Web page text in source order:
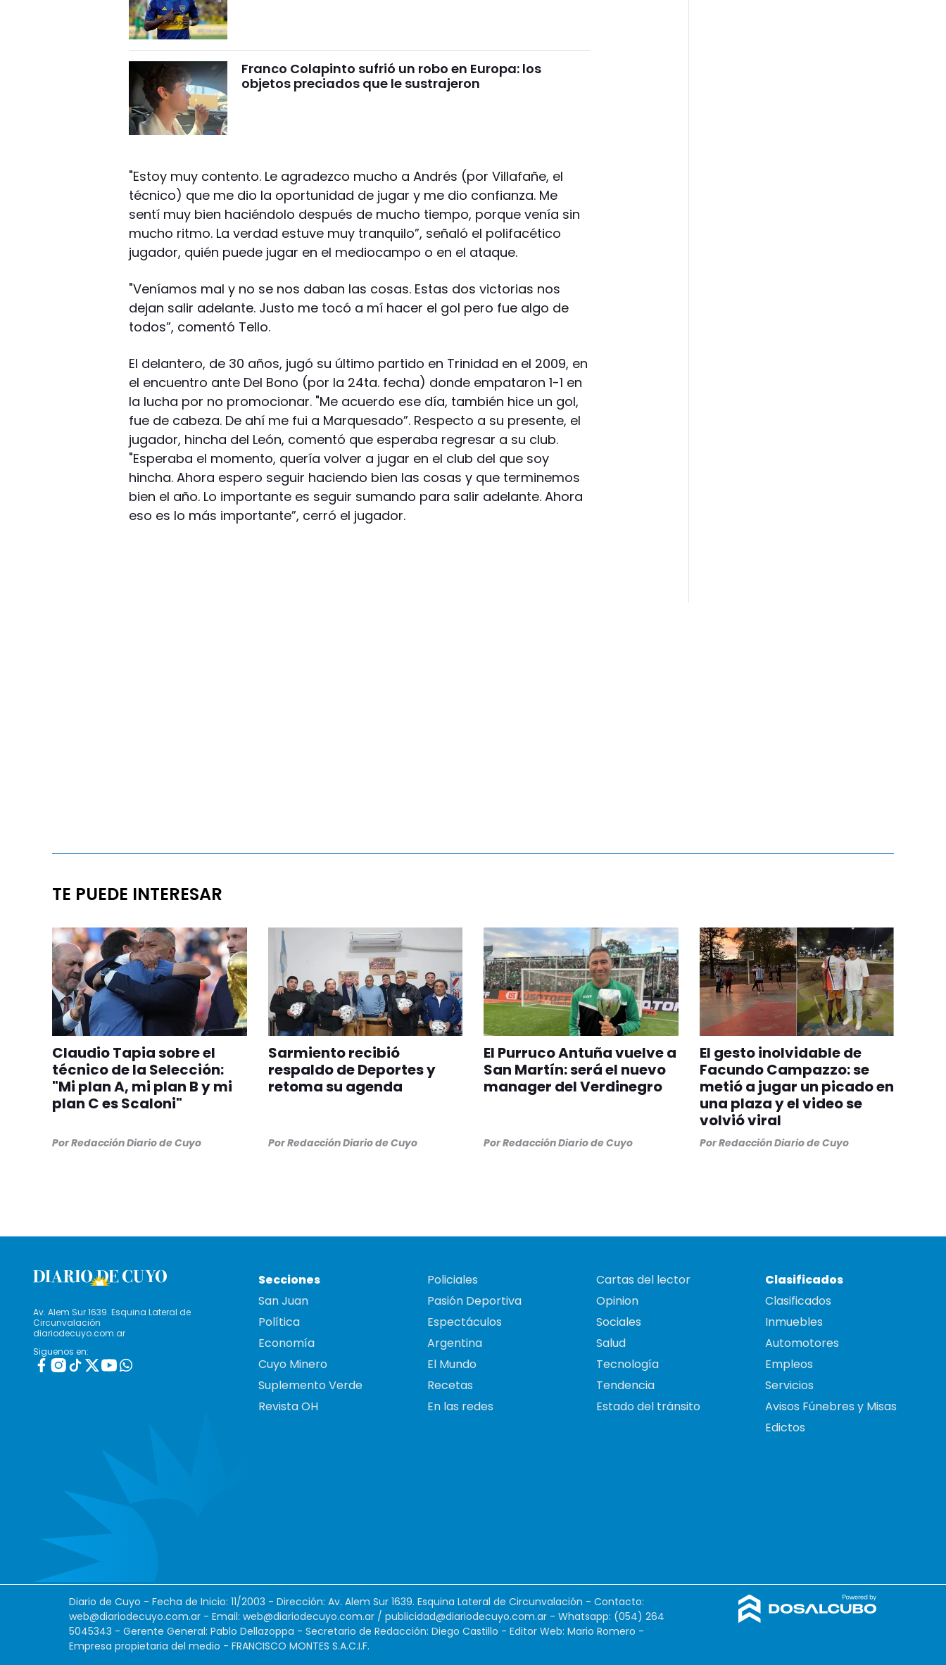
Franco Colapinto sufrió un robo en Europa: los
objetos preciados que le sustrajeron
"Estoy muy contento. Le agradezco mucho a Andrés (por Villafañe, el
técnico) que me dio la oportunidad de jugar y me dio confianza. Me
sentí muy bien haciéndolo después de mucho tiempo, porque venía sin
mucho ritmo. La verdad estuve muy tranquilo”, señaló el polifacético
jugador, quién puede jugar en el mediocampo o en el ataque.
"Veníamos mal y no se nos daban las cosas. Estas dos victorias nos
dejan salir adelante. Justo me tocó a mí hacer el gol pero fue algo de
todos”, comentó Tello.
El delantero, de 30 años, jugó su último partido en Trinidad en el 2009, en
el encuentro ante Del Bono (por la 24ta. fecha) donde empataron 1-1 en
la lucha por no promocionar. "Me acuerdo ese día, también hice un gol,
fue de cabeza. De ahí me fui a Marquesado”. Respecto a su presente, el
jugador, hincha del León, comentó que esperaba regresar a su club.
"Esperaba el momento, quería volver a jugar en el club del que soy
hincha. Ahora espero seguir haciendo bien las cosas y que terminemos
bien el año. Lo importante es seguir sumando para salir adelante. Ahora
eso es lo más importante”, cerró el jugador.
TE PUEDE INTERESAR
Claudio Tapia sobre el
técnico de la Selección:
"Mi plan A, mi plan B y mi
plan C es Scaloni"
PorRedacción Diario de Cuyo
Sarmiento recibió
respaldo de Deportes y
retoma su agenda
PorRedacción Diario de Cuyo
El Purruco Antuña vuelve a
San Martín: será el nuevo
manager del Verdinegro
PorRedacción Diario de Cuyo
El gesto inolvidable de
Facundo Campazzo: se
metió a jugar un picado en
una plaza y el video se
volvió viral
PorRedacción Diario de Cuyo
Av. Alem Sur 1639. Esquina Lateral de
Circunvalación
diariodecuyo.com.ar
Siguenos en:
Secciones
San Juan
Política
Economía
Cuyo Minero
Suplemento Verde
Revista OH
Policiales
Pasión Deportiva
Espectáculos
Argentina
El Mundo
Recetas
En las redes
Cartas del lector
Opinion
Sociales
Salud
Tecnología
Tendencia
Estado del tránsito
Clasificados
Clasificados
Inmuebles
Automotores
Empleos
Servicios
Avisos Fúnebres y Misas
Edictos
Diario de Cuyo - Fecha de Inicio: 11/2003 - Dirección: Av. Alem Sur 1639. Esquina Lateral de Circunvalación - Contacto:
web@diariodecuyo.com.ar - Email: web@diariodecuyo.com.ar / publicidad@diariodecuyo.com.ar - Whatsapp: (054) 264
5045343 - Gerente General: Pablo Dellazoppa - Secretario de Redacción: Diego Castillo - Editor Web: Mario Romero -
Empresa propietaria del medio - FRANCISCO MONTES S.A.C.I.F.